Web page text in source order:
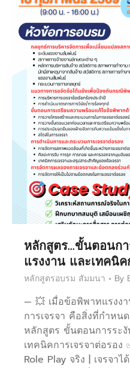
หลักสูตร…ขั้นตอนก
แรงงาน และเทคนิค
หลักสูตรอบรม สัมมนา By
— 💥 เมื่อข้อพิพาทแรงง
การเจรจา คือสิ่งที่กำหน
หลักสูตร ขั้นตอนการระ
เทคนิคการเจรจาต่อรอง
Role Play จริง | เจรจา